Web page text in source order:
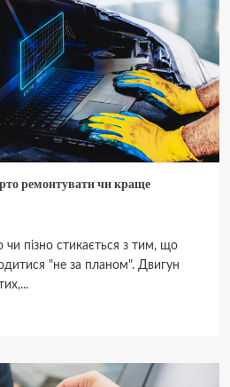
ремонтувати чи краще
чи пізно стикається з тим, що
"не за планом". Двигун